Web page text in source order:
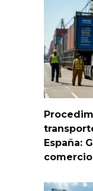
España: